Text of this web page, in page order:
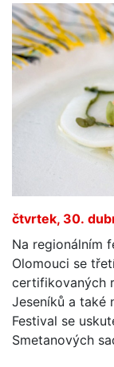
čtvrtek, 30.
Na regionálním
Olomouci se
certifikovaných
Jeseníků a také
Festival se
Smetanových